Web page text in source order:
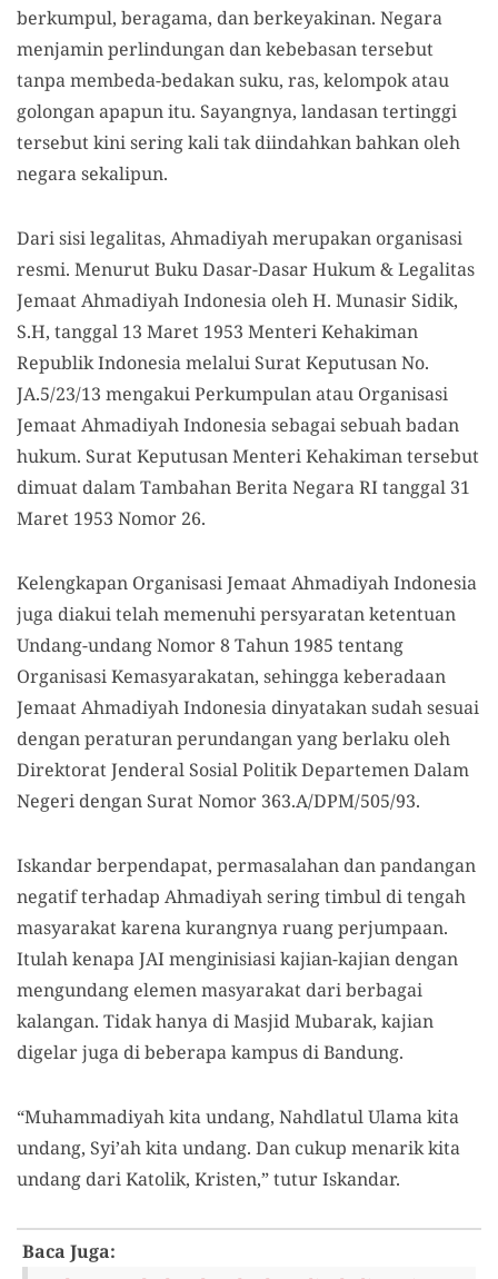
berkumpul, beragama, dan berkeyakinan. Negara
menjamin perlindungan dan kebebasan tersebut
tanpa membeda-bedakan suku, ras, kelompok atau
golongan apapun itu. Sayangnya, landasan tertinggi
tersebut kini sering kali tak diindahkan bahkan oleh
negara sekalipun.
Dari sisi legalitas, Ahmadiyah merupakan organisasi
resmi. Menurut Buku Dasar-Dasar Hukum & Legalitas
Jemaat Ahmadiyah Indonesia oleh H. Munasir Sidik,
S.H, tanggal 13 Maret 1953 Menteri Kehakiman
Republik Indonesia melalui Surat Keputusan No.
JA.5/23/13 mengakui Perkumpulan atau Organisasi
Jemaat Ahmadiyah Indonesia sebagai sebuah badan
hukum. Surat Keputusan Menteri Kehakiman tersebut
dimuat dalam Tambahan Berita Negara RI tanggal 31
Maret 1953 Nomor 26.
Kelengkapan Organisasi Jemaat Ahmadiyah Indonesia
juga diakui telah memenuhi persyaratan ketentuan
Undang-undang Nomor 8 Tahun 1985 tentang
Organisasi Kemasyarakatan, sehingga keberadaan
Jemaat Ahmadiyah Indonesia dinyatakan sudah sesuai
dengan peraturan perundangan yang berlaku oleh
Direktorat Jenderal Sosial Politik Departemen Dalam
Negeri dengan Surat Nomor 363.A/DPM/505/93.
Iskandar berpendapat, permasalahan dan pandangan
negatif terhadap Ahmadiyah sering timbul di tengah
masyarakat karena kurangnya ruang perjumpaan.
Itulah kenapa JAI menginisiasi kajian-kajian dengan
mengundang elemen masyarakat dari berbagai
kalangan. Tidak hanya di Masjid Mubarak, kajian
digelar juga di beberapa kampus di Bandung.
“Muhammadiyah kita undang, Nahdlatul Ulama kita
undang, Syi’ah kita undang. Dan cukup menarik kita
undang dari Katolik, Kristen,” tutur Iskandar.
Baca Juga: